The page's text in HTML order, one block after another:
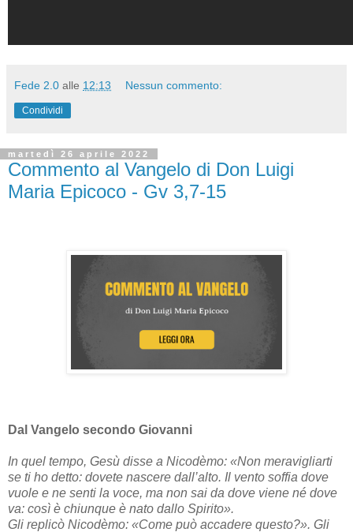
Fede 2.0 alle 12:13 Nessun commento:
Condividi
martedì 26 aprile 2022
Commento al Vangelo di Don Luigi
Maria Epicoco - Gv 3,7-15
Dal Vangelo secondo Giovanni
In quel tempo, Gesù disse a Nicodèmo: «Non meravigliarti
se ti ho detto: dovete nascere dall’alto. Il vento soffia dove
vuole e ne senti la voce, ma non sai da dove viene né dove
va: così è chiunque è nato dallo Spirito».
Gli replicò Nicodèmo: «Come può accadere questo?». Gli